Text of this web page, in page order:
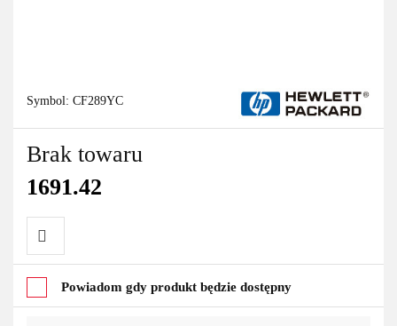
Symbol: CF289YC
Brak towaru
1691.42
Do
Powiadom gdy produkt będzie dostępny